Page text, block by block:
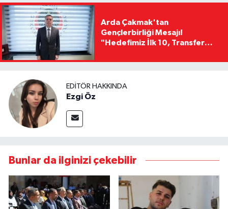
Arda Çakmak'tan
Gençlerbirliği Mesajı!
"Hedefimiz İlk 10, Transfer
Kaldıracağız"
EDITÖR HAKKINDA
Ezgi Öz
Bunlar da ilginizi çekebilir